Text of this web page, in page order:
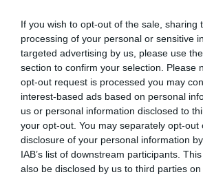
If you wish to opt-out of the sale, sharing
processing of your personal or sensitive
targeted advertising by us, please use
section to confirm your selection. Please
opt-out request is processed you may
interest-based ads based on personal
us or personal information disclosed to
your opt-out. You may separately opt-out
disclosure of your personal information
IAB’s list of downstream participants.
also be disclosed by us to third parties on